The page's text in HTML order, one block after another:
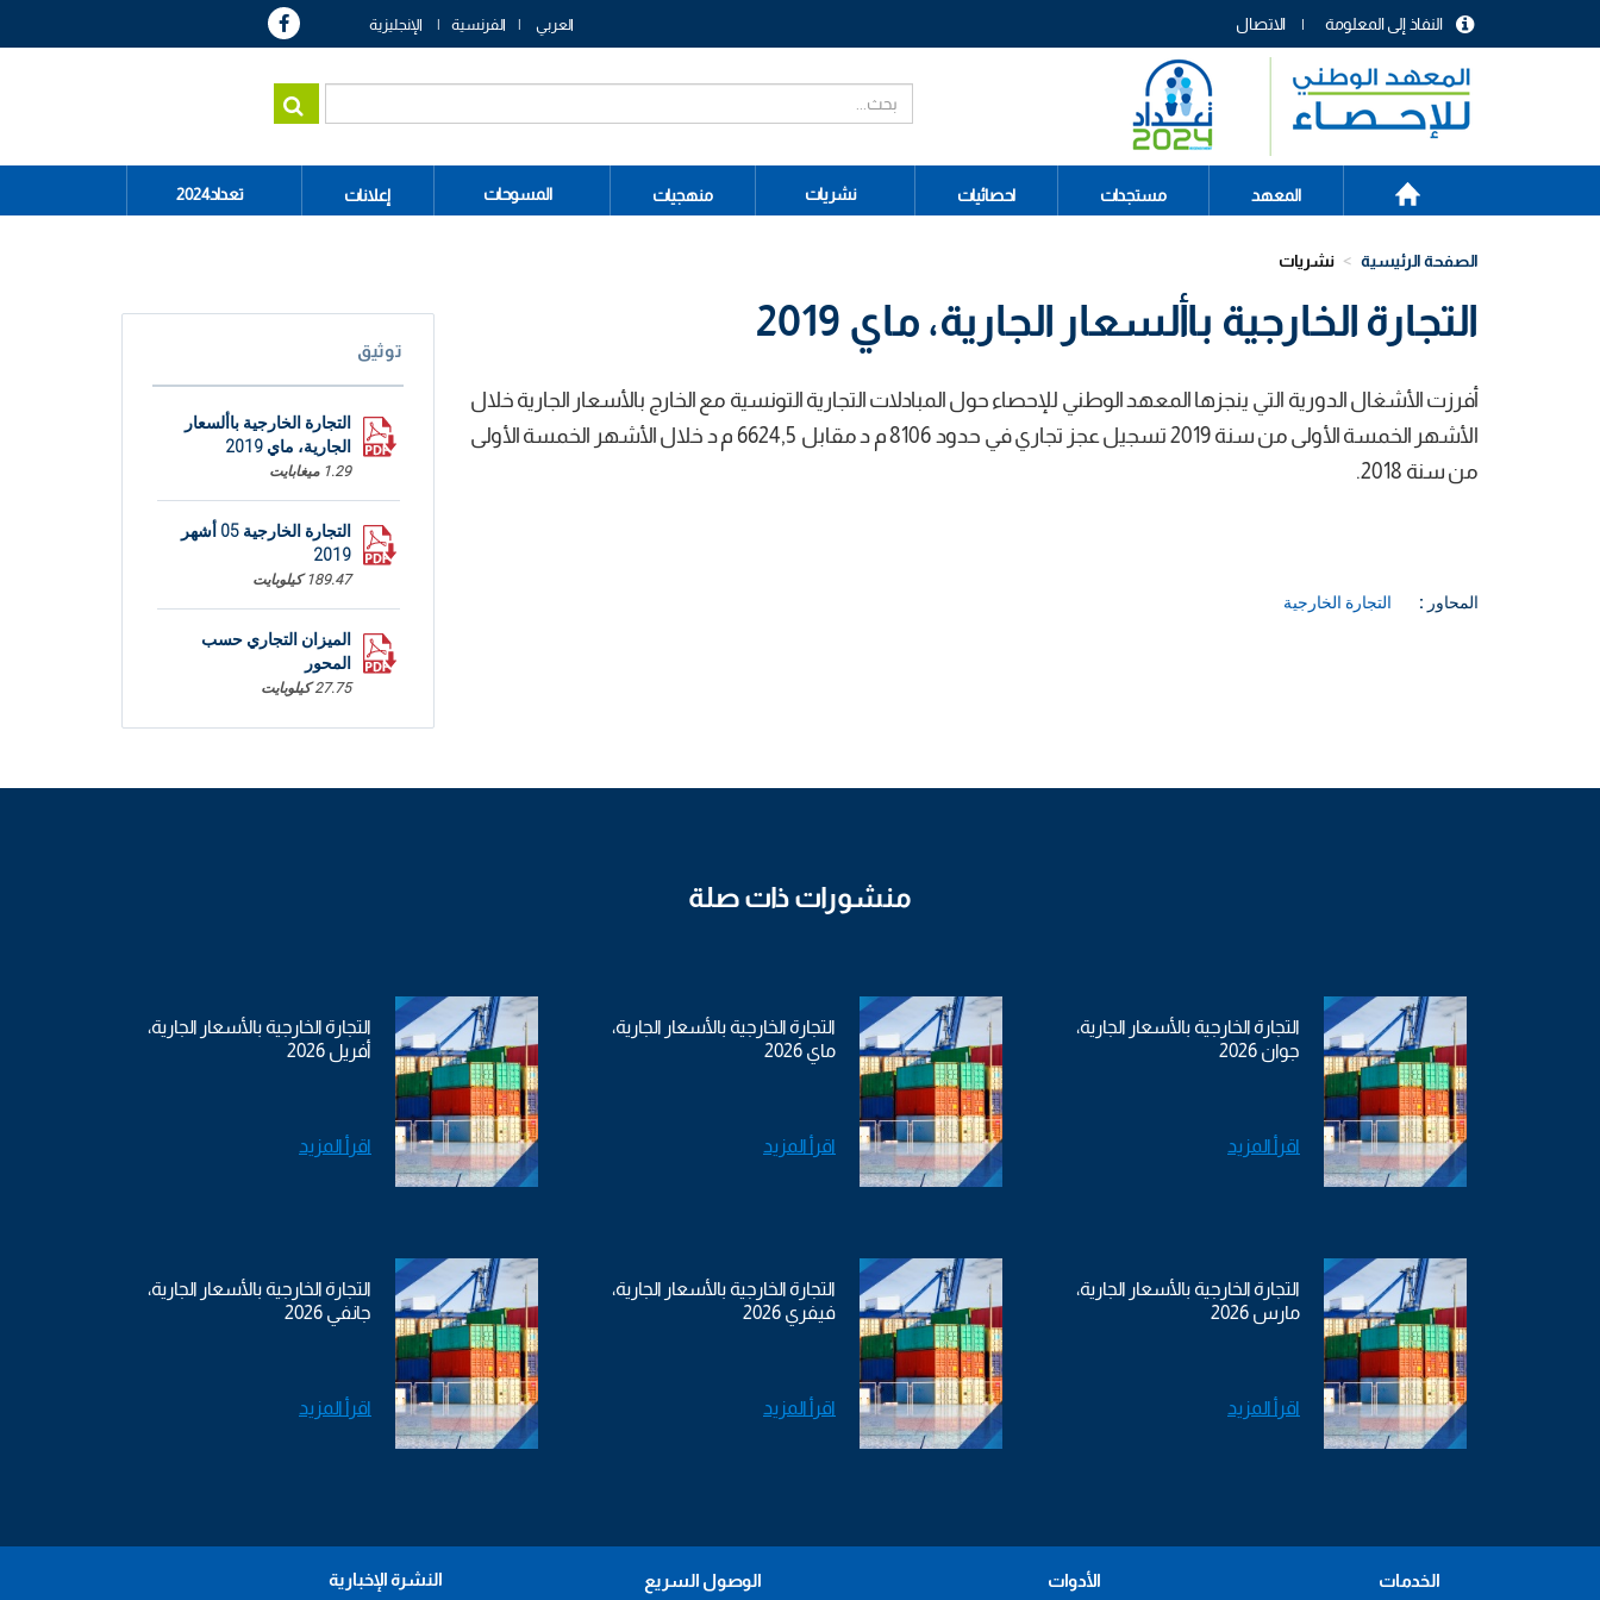
menu
header
الاتصال النفاذ إلى المعلومة العربي الفرنسية الإنجليزية
Main
navigation
الرئيسية
المعهد مستجدات احصائيات نشريات منهجيات المسوحات إعلانات تعداد2024
الصفحة الرئيسية نشريات
التجارة الخارجية باألسعار الجارية، ماي 2019
أفرزت الأشغال الدورية التي ينجزها المعهد الوطني للإحصاء حول المبادلات التجارية التونسية مع الخارج بالأسعار الجارية خلال
الأشهر الخمسة الأولى من سنة 2019 تسجيل عجز تجاري في حدود 8106 م د مقابل 6624,5 م د خلال الأشهر الخمسة الأولى
من سنة 2018.
المحاور : التجارة الخارجية
توثيق
التجارة الخارجية باألسعار
الجارية، ماي 2019
1.29 ميغابايت
التجارة الخارجية 05 أشهر
2019
189.47 كيلوبايت
الميزان التجاري حسب
المحور
27.75 كيلوبايت
منشورات ذات صلة
التجارة الخارجية بالأسعار الجارية،
جوان 2026
اقرأ المزيد
التجارة الخارجية بالأسعار الجارية،
ماي 2026
اقرأ المزيد
التجارة الخارجية بالأسعار الجارية،
أفريل 2026
اقرأ المزيد
التجارة الخارجية بالأسعار الجارية،
مارس 2026
اقرأ المزيد
التجارة الخارجية بالأسعار الجارية،
فيفري 2026
اقرأ المزيد
التجارة الخارجية بالأسعار الجارية،
جانفي 2026
اقرأ المزيد
الخدمات الأدوات الوصول السريع النشرة الإخبارية